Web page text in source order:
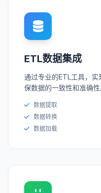
ETL数据集成
通过专业的ETL工具，
保数据的一致性和准确性
数据提取
数据转换
数据加载